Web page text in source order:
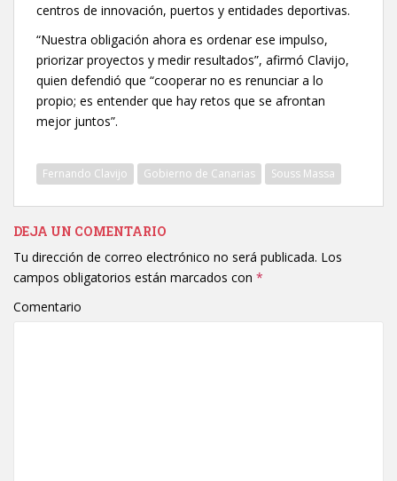
centros de innovación, puertos y entidades deportivas.
“Nuestra obligación ahora es ordenar ese impulso,
priorizar proyectos y medir resultados”, afirmó Clavijo,
quien defendió que “cooperar no es renunciar a lo
propio; es entender que hay retos que se afrontan
mejor juntos”.
Fernando Clavijo Gobierno de Canarias Souss Massa
DEJA UN COMENTARIO
Tu dirección de correo electrónico no será publicada. Los
campos obligatorios están marcados con *
Comentario